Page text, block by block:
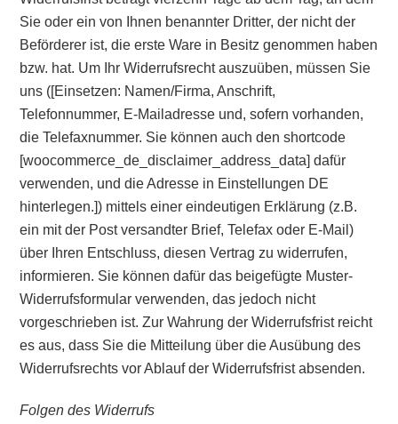
Sie oder ein von Ihnen benannter Dritter, der nicht der
Beförderer ist, die erste Ware in Besitz genommen haben
bzw. hat. Um Ihr Widerrufsrecht auszuüben, müssen Sie
uns ([Einsetzen: Namen/Firma, Anschrift,
Telefonnummer, E-Mailadresse und, sofern vorhanden,
die Telefaxnummer. Sie können auch den shortcode
[woocommerce_de_disclaimer_address_data] dafür
verwenden, und die Adresse in Einstellungen DE
hinterlegen.]) mittels einer eindeutigen Erklärung (z.B.
ein mit der Post versandter Brief, Telefax oder E-Mail)
über Ihren Entschluss, diesen Vertrag zu widerrufen,
informieren. Sie können dafür das beigefügte Muster-
Widerrufsformular verwenden, das jedoch nicht
vorgeschrieben ist. Zur Wahrung der Widerrufsfrist reicht
es aus, dass Sie die Mitteilung über die Ausübung des
Widerrufsrechts vor Ablauf der Widerrufsfrist absenden.
Folgen des Widerrufs